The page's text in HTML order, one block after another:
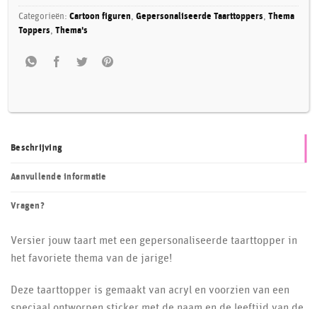
Categorieën:Cartoon figuren,Gepersonaliseerde Taarttoppers,Thema
Toppers,Thema's
Beschrijving
Aanvullende informatie
Vragen?
Versier jouw taart met een gepersonaliseerde taarttopper in
het favoriete thema van de jarige!
Deze taarttopper is gemaakt van acryl en voorzien van een